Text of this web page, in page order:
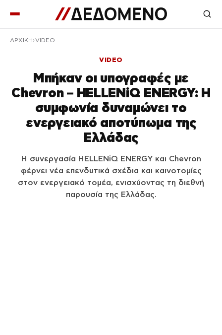
ΑΡΧΙΚΉ VIDEO
VIDEO
Μπήκαν οι υπογραφές με
Chevron – HELLENiQ ENERGY: Η
συμφωνία δυναμώνει το
ενεργειακό αποτύπωμα της
Ελλάδας
Η συνεργασία HELLENiQ ENERGY και Chevron
φέρνει νέα επενδυτικά σχέδια και καινοτομίες
στον ενεργειακό τομέα, ενισχύοντας τη διεθνή
παρουσία της Ελλάδας.